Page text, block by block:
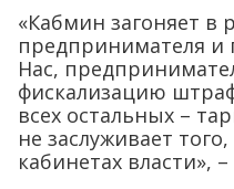
«Кабмин загоняет в
предпринимателя и
Нас,
фискализацию
всех остальных –
не заслуживает
кабинетах власти»,